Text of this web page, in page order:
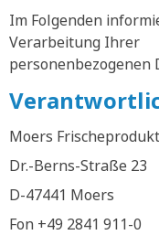
Im Folgenden
Verarbeitung Ihrer
personenbezogenen
Moers
Dr.-Berns-Straße 23
D-47441 Moers
Fon +49 2841 911-0